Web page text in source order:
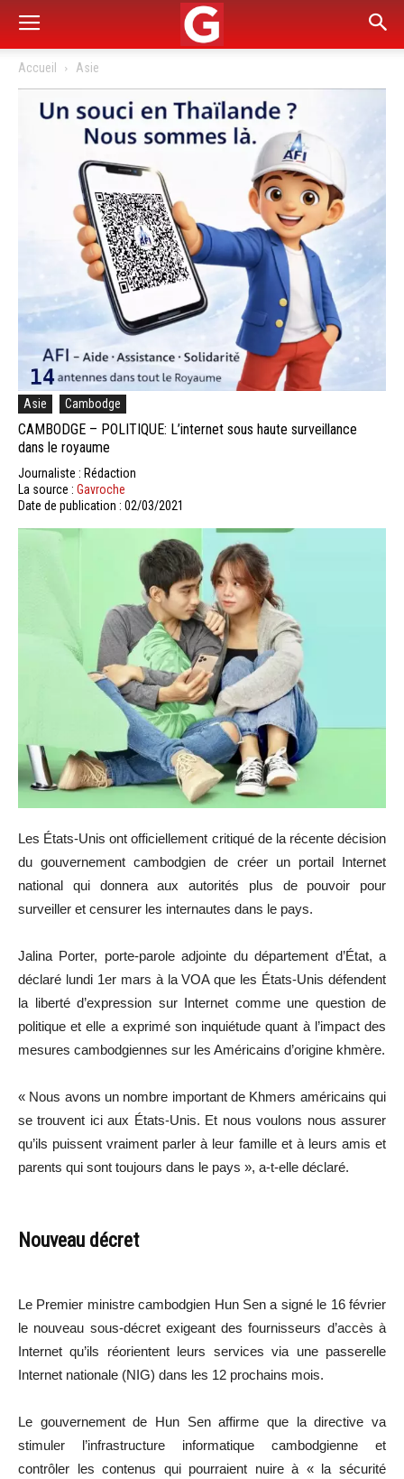
Accueil Asie
Asie Cambodge
CAMBODGE – POLITIQUE: L’internet sous haute surveillance
dans le royaume
Journaliste : Rédaction
La source : Gavroche
Date de publication : 02/03/2021
Les États-Unis ont officiellement critiqué de la récente décision
du gouvernement cambodgien de créer un portail Internet
national qui donnera aux autorités plus de pouvoir pour
surveiller et censurer les internautes dans le pays.
Jalina Porter, porte-parole adjointe du département d’État, a
déclaré lundi 1er mars à la VOA que les États-Unis défendent
la liberté d’expression sur Internet comme une question de
politique et elle a exprimé son inquiétude quant à l’impact des
mesures cambodgiennes sur les Américains d’origine khmère.
« Nous avons un nombre important de Khmers américains qui
se trouvent ici aux États-Unis. Et nous voulons nous assurer
qu’ils puissent vraiment parler à leur famille et à leurs amis et
parents qui sont toujours dans le pays », a-t-elle déclaré.
Nouveau décret
Le Premier ministre cambodgien Hun Sen a signé le 16 février
le nouveau sous-décret exigeant des fournisseurs d’accès à
Internet qu’ils réorientent leurs services via une passerelle
Internet nationale (NIG) dans les 12 prochains mois.
Le gouvernement de Hun Sen affirme que la directive va
stimuler l’infrastructure informatique cambodgienne et
contrôler les contenus qui pourraient nuire à « la sécurité